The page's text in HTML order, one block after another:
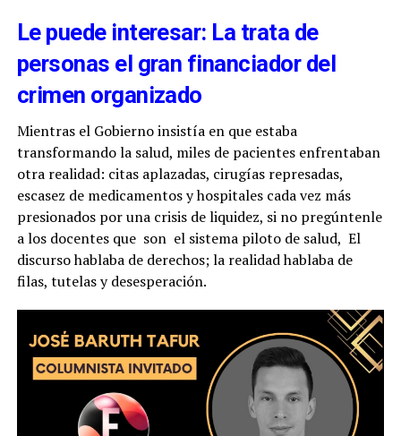
Le puede interesar: La trata de
personas el gran financiador del
crimen organizado
Mientras el Gobierno insistía en que estaba
transformando la salud, miles de pacientes enfrentaban
otra realidad: citas aplazadas, cirugías represadas,
escasez de medicamentos y hospitales cada vez más
presionados por una crisis de liquidez, si no pregúntenle
a los docentes que son el sistema piloto de salud, El
discurso hablaba de derechos; la realidad hablaba de
filas, tutelas y desesperación.